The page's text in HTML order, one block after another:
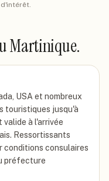
Martinique.
USA et nombreux
touristiques jusqu'à
à l'arrivée
Ressortissants
conditions consulaires
préfecture